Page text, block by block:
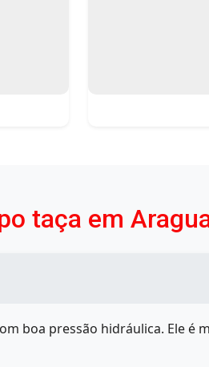
taça em
boa pressão hidráulica. Ele é